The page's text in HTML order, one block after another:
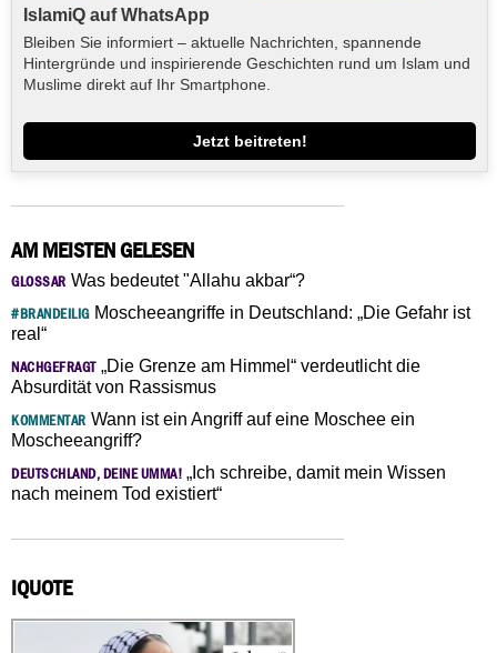
IslamiQ auf WhatsApp
Bleiben Sie informiert – aktuelle Nachrichten, spannende
Hintergründe und inspirierende Geschichten rund um Islam und
Muslime direkt auf Ihr Smartphone.
Jetzt beitreten!
AM MEISTEN GELESEN
GLOSSAR Was bedeutet "Allahu akbar“?
#BRANDEILIGMoscheeangriffe in Deutschland: „Die Gefahr ist
real“
NACHGEFRAGT„Die Grenze am Himmel“ verdeutlicht die
Absurdität von Rassismus
KOMMENTAR Wann ist ein Angriff auf eine Moschee ein
Moscheeangriff?
DEUTSCHLAND, DEINE UMMA! „Ich schreibe, damit mein Wissen
nach meinem Tod existiert“
IQUOTE